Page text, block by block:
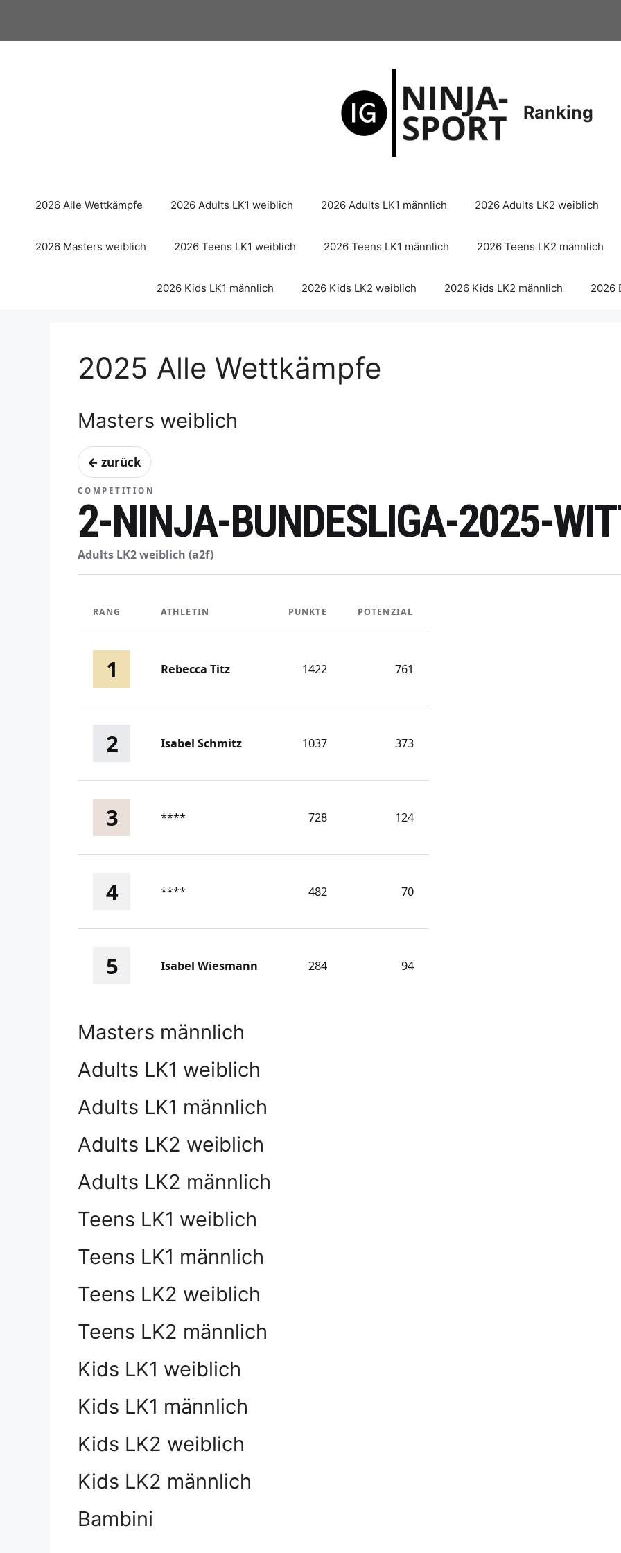
springen
Ranking
2026 Alle Wettkämpfe 2026 Adults LK1 weiblich 2026 Adults LK1 männlich 2026 Adults LK2 weiblich
2026 Masters weiblich 2026 Teens LK1 weiblich 2026 Teens LK1 männlich 2026 Teens LK2 männlich
2026 Kids LK1 männlich 2026 Kids LK2 weiblich 2026 Kids LK2 männlich 2026
2025 Alle Wettkämpfe
Masters weiblich
← zurück
COMPETITION
2-NINJA-BUNDESLIGA-2025-
Adults LK2 weiblich (a2f)
RANG ATHLETIN PUNKTE POTENZIAL
1 Rebecca Titz 1422 761
2 Isabel Schmitz 1037 373
3 **** 728 124
4 **** 482 70
5 Isabel Wiesmann 284 94
Masters männlich
Adults LK1 weiblich
Adults LK1 männlich
Adults LK2 weiblich
Adults LK2 männlich
Teens LK1 weiblich
Teens LK1 männlich
Teens LK2 weiblich
Teens LK2 männlich
Kids LK1 weiblich
Kids LK1 männlich
Kids LK2 weiblich
Kids LK2 männlich
Bambini